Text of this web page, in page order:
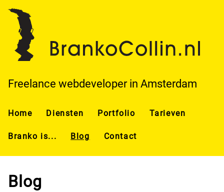
Overslaan en naar de inhoud gaan
Freelance webdeveloper in Amsterdam
Home Diensten Portfolio Tarieven
Branko is... Blog Contact
Blog